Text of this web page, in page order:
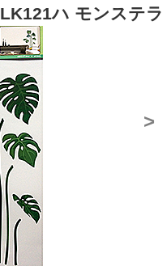
ハ モンステラ
>